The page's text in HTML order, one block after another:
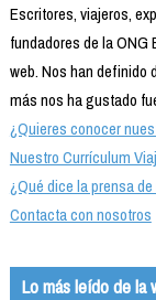
Escritores, viajeros,
fundadores de la ONG
web. Nos han definido
más nos ha gustado
¿Quieres conocer
Nuestro Currículum
¿Qué dice la prensa
Contacta con nosotros
Lo más leído de la